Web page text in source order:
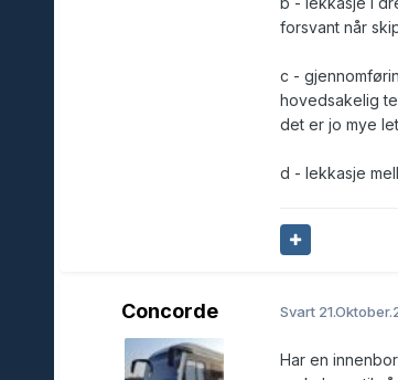
forsvant når
c -
hovedsakelig
det er jo mye
d - lekkasje
Concorde Svart
Har en